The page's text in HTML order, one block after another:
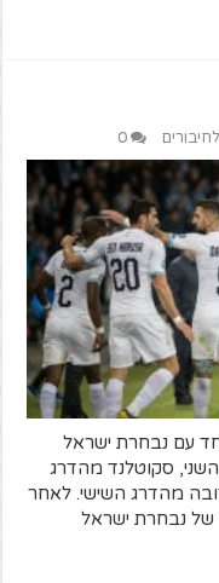
0
הוגרלה יחד עם נבחרת ישראל
סקוטלנד מהדרג
מהדרג השישי. לאחר
של נבחרת ישראל